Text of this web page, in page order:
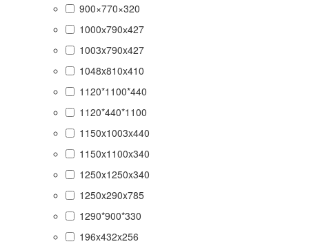
900×770×320
1000х790х427
1003x790x427
1048x810x410
1120*1100*440
1120*440*1100
1150x1003x440
1150x1100x340
1250x1250x340
1250x290x785
1290*900*330
196x432x256